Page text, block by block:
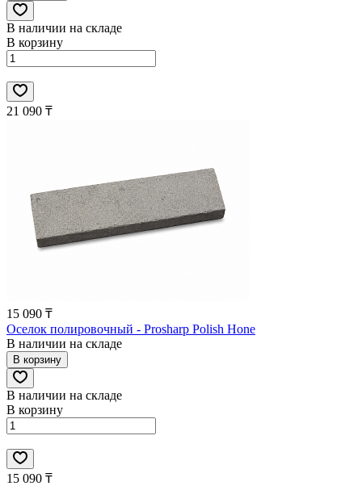
В наличии на складе
В корзину
21 090 ₸
15 090 ₸
Оселок полировочный - Prosharp Polish Hone
В наличии на складе
В корзину
В наличии на складе
В корзину
15 090 ₸